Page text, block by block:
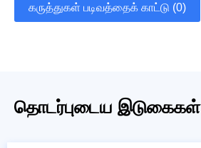
கருத்துகள் படிவத்தைக் காட்டு (0)
தொடர்புடைய இடுகைகள்